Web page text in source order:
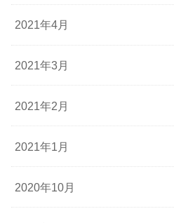
2021年4月
2021年3月
2021年2月
2021年1月
2020年10月